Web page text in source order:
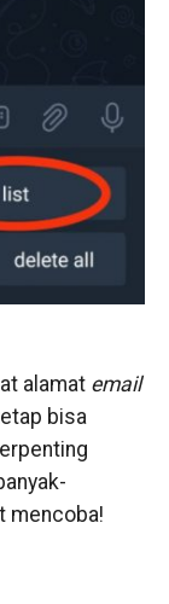
alamat email
bisa
mencoba!